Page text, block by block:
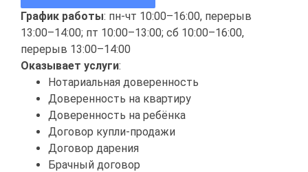
График работы: пн-чт 10:00–16:00, перерыв
13:00–14:00; пт 10:00–13:00; сб 10:00–16:00,
перерыв 13:00–14:00
Оказывает услуги:
Нотариальная доверенность
Доверенность на квартиру
Доверенность на ребёнка
Договор купли-продажи
Договор дарения
Брачный договор